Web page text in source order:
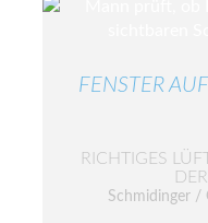
FENSTER
RICHTIGES
Schmidinger /